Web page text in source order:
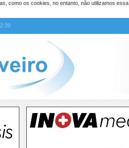
como os cookies, no entanto, não utilizamos